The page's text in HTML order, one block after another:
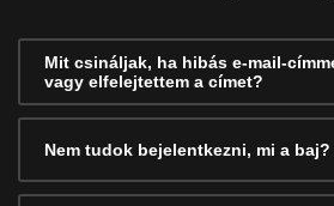
Mit csináljak, ha hibás e-mail-
vagy elfelejtettem a címet?
Nem tudok bejelentkezni, mi a baj?